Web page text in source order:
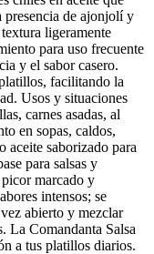
de ajonjolí y
ligeramente
para uso frecuente
y el sabor casero.
facilitando la
Usos y situaciones
carnes asadas, al
en sopas, caldos,
aceite saborizado para
para salsas y
marcado y
intensos; se
abierto y mezclar
La Comandanta Salsa
a tus platillos diarios.